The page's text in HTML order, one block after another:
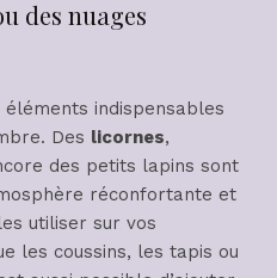
des nuages
indispensables
Des licornes,
des petits lapins sont
réconfortante et
utiliser sur vos
les coussins, les tapis ou